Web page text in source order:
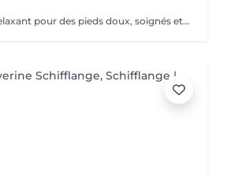
Un soin complet et relaxant pour des pieds doux, soignés et légers. La pédicure Spa allie beauté et bien-être grâce à un protocole en plusieurs étapes : Inclus : bain de pieds, soin des ongles et cuticules, gommage, ponçage des talons, masque nourrissant, massage hydratant. Résultat : des pieds parfaitement nets, régénérés et visiblement rafraîchis. Durée : environ 60 minutes. Un moment de détente profonde et de soin intense, pour des pieds sublimés.